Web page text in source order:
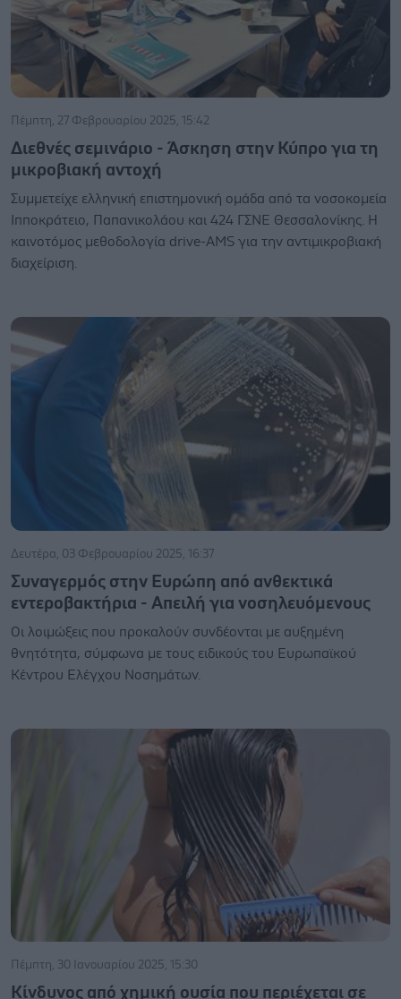
Πέμπτη, 27 Φεβρουαρίου 2025, 15:42
Διεθνές σεμινάριο - Άσκηση στην Κύπρο για τη
μικροβιακή αντοχή
Συμμετείχε ελληνική επιστημονική ομάδα από τα νοσοκομεία
Ιπποκράτειο, Παπανικολάου και 424 ΓΣΝΕ Θεσσαλονίκης. Η
καινοτόμος μεθοδολογία drive-AMS για την αντιμικροβιακή
διαχείριση.
Δευτέρα, 03 Φεβρουαρίου 2025, 16:37
Συναγερμός στην Ευρώπη από ανθεκτικά
εντεροβακτήρια - Απειλή για νοσηλευόμενους
Οι λοιμώξεις που προκαλούν συνδέονται με αυξημένη
θνητότητα, σύμφωνα με τους ειδικούς του Ευρωπαϊκού
Κέντρου Ελέγχου Νοσημάτων.
Πέμπτη, 30 Ιανουαρίου 2025, 15:30
Κίνδυνος από χημική ουσία που περιέχεται σε